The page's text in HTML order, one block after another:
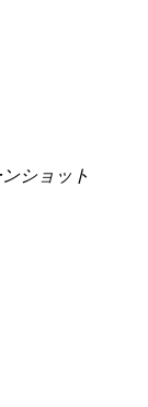
ショット